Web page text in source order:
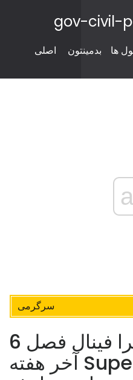
gov-civil-
اصلی بدمینتون ها
سرگرمی
چرا فینال فصل 6 'Power' در
آخر هفته Super Bowl پخش